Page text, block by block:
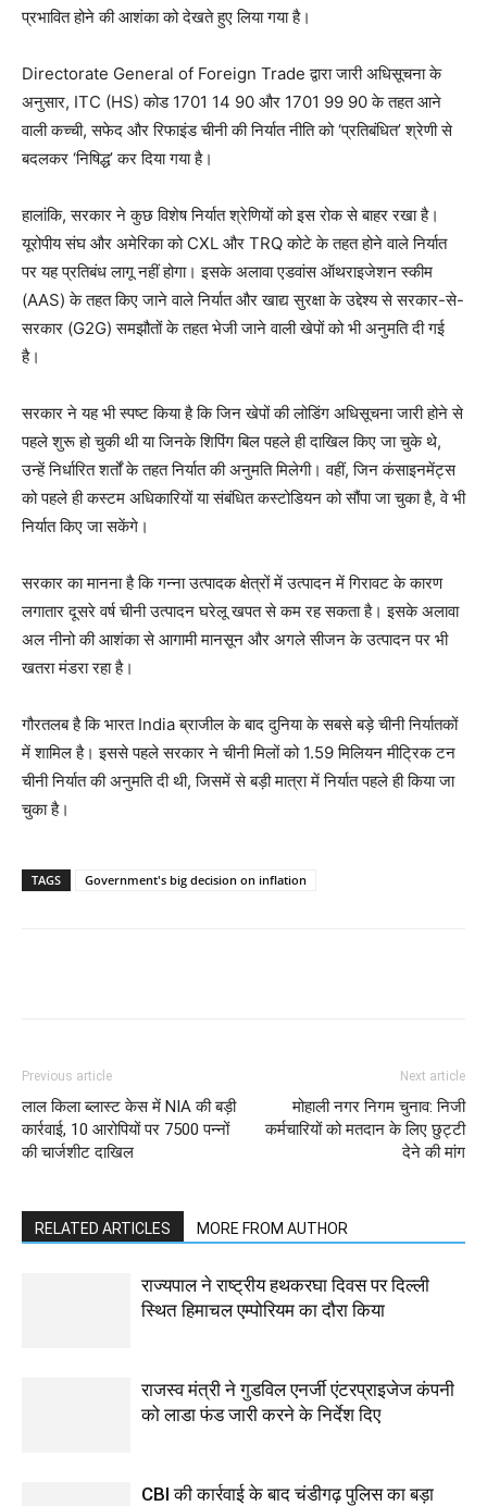
प्रभावित होने की आशंका को देखते हुए लिया गया है।
Directorate General of Foreign Trade द्वारा जारी अधिसूचना के
अनुसार, ITC (HS) कोड 1701 14 90 और 1701 99 90 के तहत आने
वाली कच्ची, सफेद और रिफाइंड चीनी की निर्यात नीति को ‘प्रतिबंधित’ श्रेणी से
बदलकर ‘निषिद्ध’ कर दिया गया है।
हालांकि, सरकार ने कुछ विशेष निर्यात श्रेणियों को इस रोक से बाहर रखा है।
यूरोपीय संघ और अमेरिका को CXL और TRQ कोटे के तहत होने वाले निर्यात
पर यह प्रतिबंध लागू नहीं होगा। इसके अलावा एडवांस ऑथराइजेशन स्कीम
(AAS) के तहत किए जाने वाले निर्यात और खाद्य सुरक्षा के उद्देश्य से सरकार-से-
सरकार (G2G) समझौतों के तहत भेजी जाने वाली खेपों को भी अनुमति दी गई
है।
सरकार ने यह भी स्पष्ट किया है कि जिन खेपों की लोडिंग अधिसूचना जारी होने से
पहले शुरू हो चुकी थी या जिनके शिपिंग बिल पहले ही दाखिल किए जा चुके थे,
उन्हें निर्धारित शर्तों के तहत निर्यात की अनुमति मिलेगी। वहीं, जिन कंसाइनमेंट्स
को पहले ही कस्टम अधिकारियों या संबंधित कस्टोडियन को सौंपा जा चुका है, वे भी
निर्यात किए जा सकेंगे।
सरकार का मानना है कि गन्ना उत्पादक क्षेत्रों में उत्पादन में गिरावट के कारण
लगातार दूसरे वर्ष चीनी उत्पादन घरेलू खपत से कम रह सकता है। इसके अलावा
अल नीनो की आशंका से आगामी मानसून और अगले सीजन के उत्पादन पर भी
खतरा मंडरा रहा है।
गौरतलब है कि भारत Indiaब्राजील के बाद दुनिया के सबसे बड़े चीनी निर्यातकों
में शामिल है। इससे पहले सरकार ने चीनी मिलों को 1.59 मिलियन मीट्रिक टन
चीनी निर्यात की अनुमति दी थी, जिसमें से बड़ी मात्रा में निर्यात पहले ही किया जा
चुका है।
TAGS Government's big decision on inflation
Previous article
लाल किला ब्लास्ट केस में NIA की बड़ी
कार्रवाई, 10 आरोपियों पर 7500 पन्नों
की चार्जशीट दाखिल
Next article
मोहाली नगर निगम चुनाव: निजी
कर्मचारियों को मतदान के लिए छुट्टी
देने की मांग
RELATED ARTICLES MORE FROM AUTHOR
राज्यपाल ने राष्ट्रीय हथकरघा दिवस पर दिल्ली
स्थित हिमाचल एम्पोरियम का दौरा किया
राजस्व मंत्री ने गुडविल एनर्जी एंटरप्राइजेज कंपनी
को लाडा फंड जारी करने के निर्देश दिए
CBI की कार्रवाई के बाद चंडीगढ़ पुलिस का बड़ा